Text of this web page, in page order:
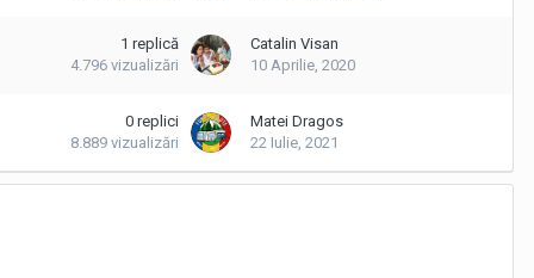
1 replică
4.796 vizualizări
Catalin Visan
10 Aprilie, 2020
0 replici
8.889 vizualizări
Matei Dragos
22 Iulie, 2021